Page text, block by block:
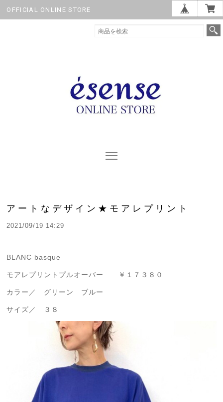
OFFICIAL ONLINE STORE
アートなデザイン★モアレプリント
2021/09/19 14:29
BLANC basque
モアレプリントプルオーバー ￥１７３８０
カラー／ グリーン ブルー
サイズ／ ３８